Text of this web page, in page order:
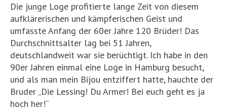
Die junge Loge profitierte lange Zeit von diesem
aufklärerischen und kämpferischen Geist und
umfasste Anfang der 60er Jahre 120 Brüder! Das
Durchschnittsalter lag bei 51 Jahren,
deutschlandweit war sie berüchtigt. Ich habe in den
90er Jahren einmal eine Loge in Hamburg besucht,
und als man mein Bijou entziffert hatte, hauchte der
Bruder „Die Lessing! Du Armer! Bei euch geht es ja
hoch her!“